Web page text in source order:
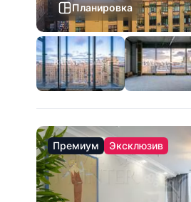
Планировка
Премиум Эксклюзив